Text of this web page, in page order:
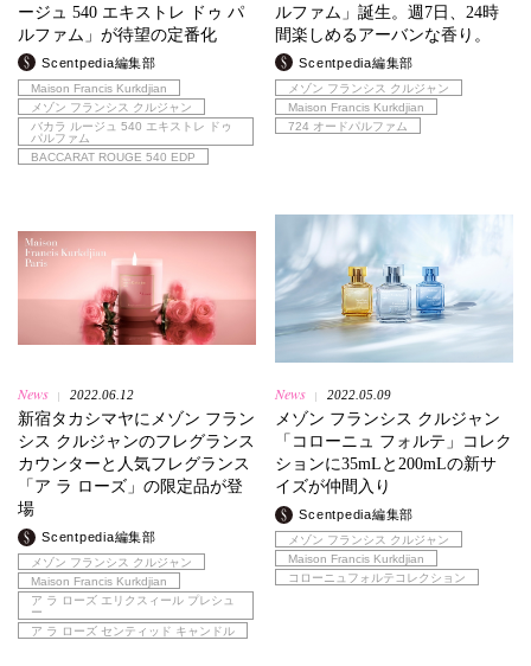
ージュ 540 エキストレ ドゥ パ
ルファム」が待望の定番化
Scentpedia編集部
Maison Francis Kurkdjian
メゾン フランシス クルジャン
バカラ ルージュ 540 エキストレ ドゥ
パルファム
BACCARAT ROUGE 540 EDP
ルファム」誕生。週7日、24時
間楽しめるアーバンな香り。
Scentpedia編集部
メゾン フランシス クルジャン
Maison Francis Kurkdjian
724 オードパルファム
News 2022.06.12
新宿タカシマヤにメゾン フラン
シス クルジャンのフレグランス
カウンターと人気フレグランス
「ア ラ ローズ」の限定品が登
場
Scentpedia編集部
メゾン フランシス クルジャン
Maison Francis Kurkdjian
ア ラ ローズ エリクスィール プレシュ
ー
ア ラ ローズ センティッド キャンドル
News 2022.05.09
メゾン フランシス クルジャン
「コローニュ フォルテ」コレク
ションに35mLと200mLの新サ
イズが仲間入り
Scentpedia編集部
メゾン フランシス クルジャン
Maison Francis Kurkdjian
コローニュフォルテコレクション